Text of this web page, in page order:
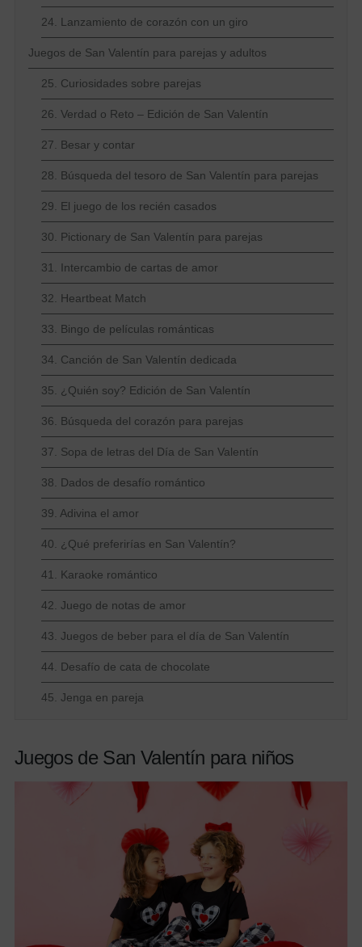
24. Lanzamiento de corazón con un giro
Juegos de San Valentín para parejas y adultos
25. Curiosidades sobre parejas
26. Verdad o Reto – Edición de San Valentín
27. Besar y contar
28. Búsqueda del tesoro de San Valentín para parejas
29. El juego de los recién casados
30. Pictionary de San Valentín para parejas
31. Intercambio de cartas de amor
32. Heartbeat Match
33. Bingo de películas románticas
34. Canción de San Valentín dedicada
35. ¿Quién soy? Edición de San Valentín
36. Búsqueda del corazón para parejas
37. Sopa de letras del Día de San Valentín
38. Dados de desafío romántico
39. Adivina el amor
40. ¿Qué preferirías en San Valentín?
41. Karaoke romántico
42. Juego de notas de amor
43. Juegos de beber para el día de San Valentín
44. Desafío de cata de chocolate
45. Jenga en pareja
Juegos de San Valentín para niños